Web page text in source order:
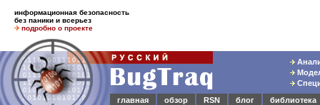
информационная безопасность
без паники и всерьез
подробно о проекте
главная
обзор RSN блог
библиотека